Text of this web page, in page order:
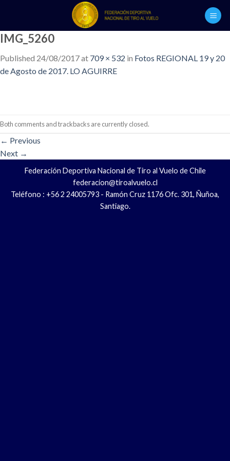
content
IMG_5260
Published 24/08/2017at 709 × 532 in Fotos REGIONAL 19 y 20
de Agosto de 2017. LO AGUIRRE
Both comments and trackbacks are currently closed.
← Previous
Next →
Federación Deportiva Nacional de Tiro al Vuelo de Chile
federacion@tiroalvuelo.cl
Teléfono : +56 2 24005793 - Ramón Cruz 1176 Ofc. 301, Ñuñoa,
Santiago.